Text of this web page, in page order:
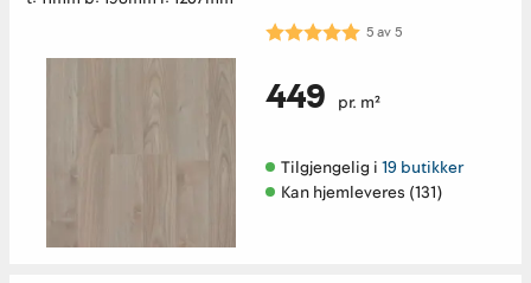
Karakter: 5.0 av 5 mulige
5av5
449 pr. m²
Tilgjengelig i 19 butikker
Kan hjemleveres (131)